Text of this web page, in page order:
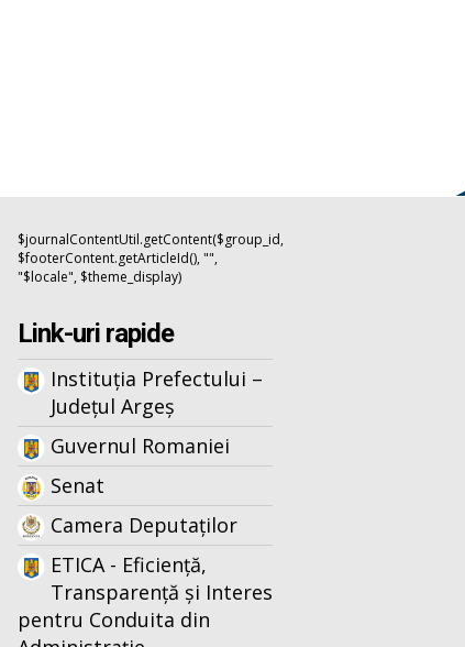
$journalContentUtil.getContent($group_id,
$footerContent.getArticleId(), "",
"$locale", $theme_display)
Link-uri rapide
Instituția Prefectului –
Județul Argeș
Guvernul Romaniei
Senat
Camera Deputaților
ETICA - Eficiență,
Transparență și Interes
pentru Conduita din